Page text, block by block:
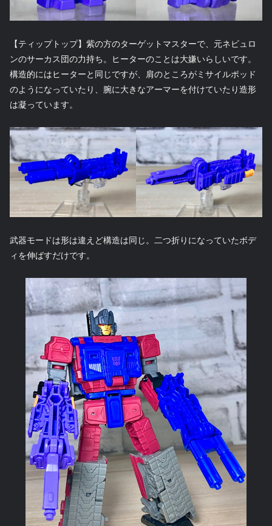
【ティップトップ】紫の方のターゲットマスターで、元ネビュロ
ンのサーカス団の力持ち。ヒーターのことは大嫌いらしいです。
構造的にはヒーターと同じですが、肩のところがミサイルポッド
のようになっていたり、腕に大きなアーマーを付けていたり造形
は凝っています。
武器モードは形は違えど構造は同じ。二つ折りになっていたボデ
ィを伸ばすだけです。